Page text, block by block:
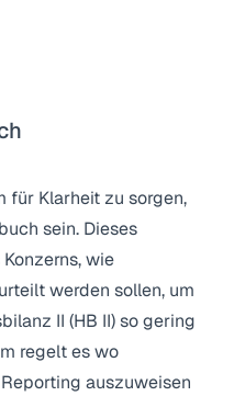
für Klarheit zu sorgen,
sein. Dieses
wie
werden sollen, um
II (HB II) so gering
regelt es wo
auszuweisen